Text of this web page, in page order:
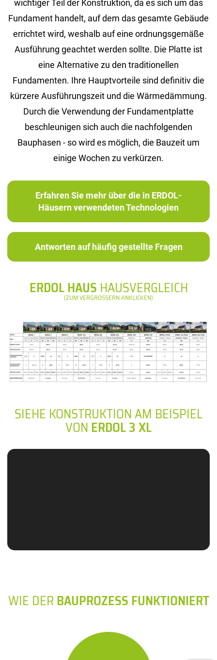
wichtiger Teil der Konstruktion, da es sich um das
Fundament handelt, auf dem das gesamte Gebäude
errichtet wird, weshalb auf eine ordnungsgemäße
Ausführung geachtet werden sollte. Die Platte ist
eine Alternative zu den traditionellen
Fundamenten. Ihre Hauptvorteile sind definitiv die
kürzere Ausführungszeit und die Wärmedämmung.
Durch die Verwendung der Fundamentplatte
beschleunigen sich auch die nachfolgenden
Bauphasen - so wird es möglich, die Bauzeit um
einige Wochen zu verkürzen.
Erfahren Sie mehr über die in ERDOL-
Häusern verwendeten Technologien
Antworten auf häufig gestellte Fragen
ERDOL HAUS HAUSVERGLEICH
(ZUM VERGRÖSSERN ANKLICKEN)
SIEHE KONSTRUKTION AM BEISPIEL
VONERDOL 3 XL
WIE DERBAUPROZESS FUNKTIONIERT